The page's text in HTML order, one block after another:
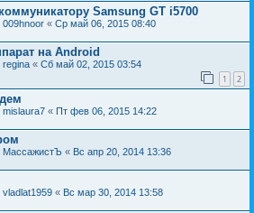
Samsung GT i5700
009hnoor « Ср май 06, 2015 08:40
на Android
regina « Сб май 02, 2015 03:54
1 2
mislaura7 « Пт фев 06, 2015 14:22
МассажистЪ « Вс апр 20, 2014 13:36
vladlat1959 « Вс мар 30, 2014 13:58